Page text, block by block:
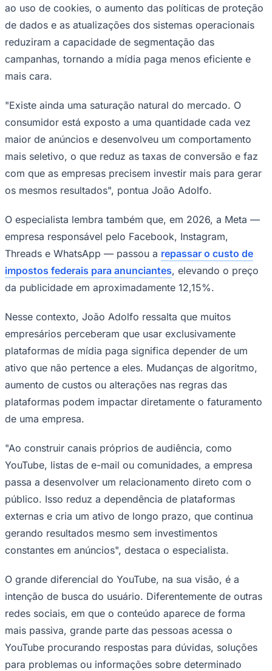
Corinthians
Palmeiras
ao uso de cookies, o aumento das políticas de proteção
de dados e as atualizações dos sistemas operacionais
reduziram a capacidade de segmentação das
campanhas, tornando a mídia paga menos eficiente e
mais cara.
"Existe ainda uma saturação natural do mercado. O
consumidor está exposto a uma quantidade cada vez
maior de anúncios e desenvolveu um comportamento
mais seletivo, o que reduz as taxas de conversão e faz
com que as empresas precisem investir mais para gerar
os mesmos resultados", pontua João Adolfo.
O especialista lembra também que, em 2026, a Meta —
empresa responsável pelo Facebook, Instagram,
Threads e WhatsApp — passou a repassar o custo de
impostos federais para anunciantes, elevando o preço
da publicidade em aproximadamente 12,15%.
Nesse contexto, João Adolfo ressalta que muitos
empresários perceberam que usar exclusivamente
plataformas de mídia paga significa depender de um
ativo que não pertence a eles. Mudanças de algoritmo,
aumento de custos ou alterações nas regras das
plataformas podem impactar diretamente o faturamento
de uma empresa.
"Ao construir canais próprios de audiência, como
YouTube, listas de e-mail ou comunidades, a empresa
passa a desenvolver um relacionamento direto com o
público. Isso reduz a dependência de plataformas
externas e cria um ativo de longo prazo, que continua
gerando resultados mesmo sem investimentos
constantes em anúncios", destaca o especialista.
O grande diferencial do YouTube, na sua visão, é a
intenção de busca do usuário. Diferentemente de outras
redes sociais, em que o conteúdo aparece de forma
mais passiva, grande parte das pessoas acessa o
YouTube procurando respostas para dúvidas, soluções
para problemas ou informações sobre determinado